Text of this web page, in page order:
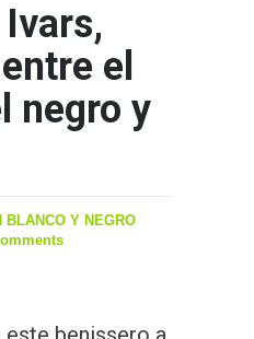
el
negro y
BLANCO Y NEGRO